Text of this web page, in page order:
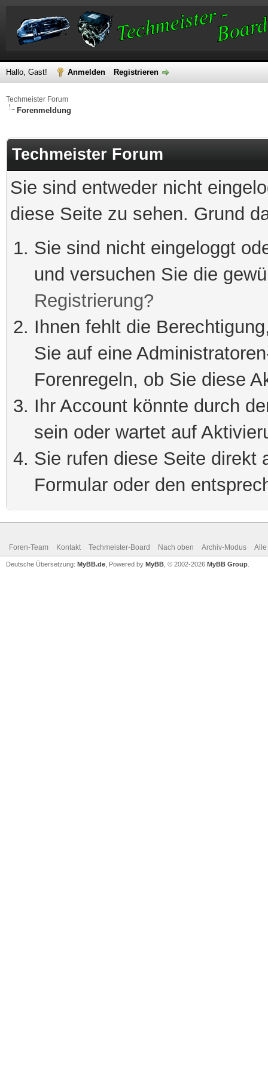
Hallo, Gast! Anmelden Registrieren
Techmeister Forum
Forenmeldung
Techmeister Forum
Sie sind entweder nicht
diese Seite zu sehen. Grund
Sie sind nicht eingeloggt
und versuchen Sie die
Registrierung?
Ihnen fehlt die
Sie auf eine
Forenregeln, ob Sie diese
Ihr Account könnte durch
sein oder wartet auf
Sie rufen diese Seite direkt
Formular oder den
Foren-Team Kontakt Techmeister-Board Nach oben Archiv-Modus Alle
Deutsche Übersetzung: MyBB.de , Powered by MyBB , © 2002-2026 MyBB Group